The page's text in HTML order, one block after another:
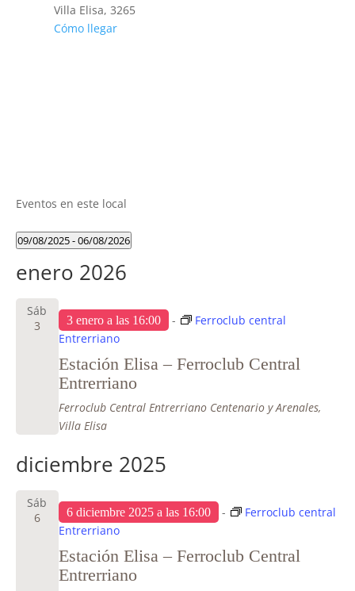
Villa Elisa, 3265
Cómo llegar
Eventos en este local
09/08/2025 - 06/08/2026
fecha.
enero 2026
Sáb
3
3 enero a las 16:00 -
Ferroclub central
Entrerriano
Estación Elisa – Ferroclub Central
Entrerriano
Ferroclub Central Entrerriano Centenario y Arenales,
Villa Elisa
diciembre 2025
Sáb
6
6 diciembre 2025 a las 16:00 -
Ferroclub central
Entrerriano
Estación Elisa – Ferroclub Central
Entrerriano